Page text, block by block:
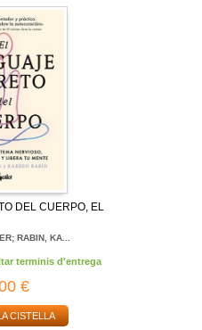
DEL CUERPO, EL
RABIN, KA...
terminis d'entrega
€
CISTELLA